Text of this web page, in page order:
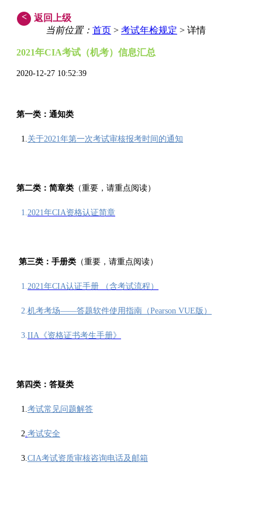
<
返回上级
当前位置： 首页 > 考试年检规定 > 详情
2021年CIA考试（机考）信息汇总
2020-12-27 10:52:39
第一类：通知类
1. 关于2021年第一次考试审核报考时间的通知
第二类：简章类 （重要，请重点阅读）
1. 2021年CIA资格认证简章
第三类： 手册类 （重要，请重点阅读）
1. 2021年CIA认证手册 （含考试流程）
2. 机考考场——答题软件使用指南（Pearson VUE版）
3. IIA《资格证书考生手册》
第四类： 答疑类
1. 考试常见问题解答
2 考试安全
3. CIA考试资质审核咨询电话及邮箱